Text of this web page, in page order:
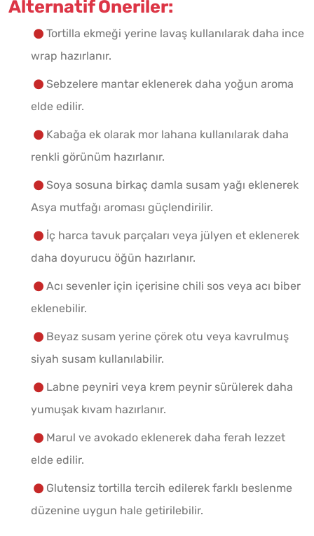
Alternatif Öneriler:
Tortilla ekmeği yerine lavaş kullanılarak daha ince
wrap hazırlanır.
Sebzelere mantar eklenerek daha yoğun aroma
elde edilir.
Kabağa ek olarak mor lahana kullanılarak daha
renkli görünüm hazırlanır.
Soya sosuna birkaç damla susam yağı eklenerek
Asya mutfağı aroması güçlendirilir.
İç harca tavuk parçaları veya jülyen et eklenerek
daha doyurucu öğün hazırlanır.
Acı sevenler için içerisine chili sos veya acı biber
eklenebilir.
Beyaz susam yerine çörek otu veya kavrulmuş
siyah susam kullanılabilir.
Labne peyniri veya krem peynir sürülerek daha
yumuşak kıvam hazırlanır.
Marul ve avokado eklenerek daha ferah lezzet
elde edilir.
Glutensiz tortilla tercih edilerek farklı beslenme
düzenine uygun hale getirilebilir.